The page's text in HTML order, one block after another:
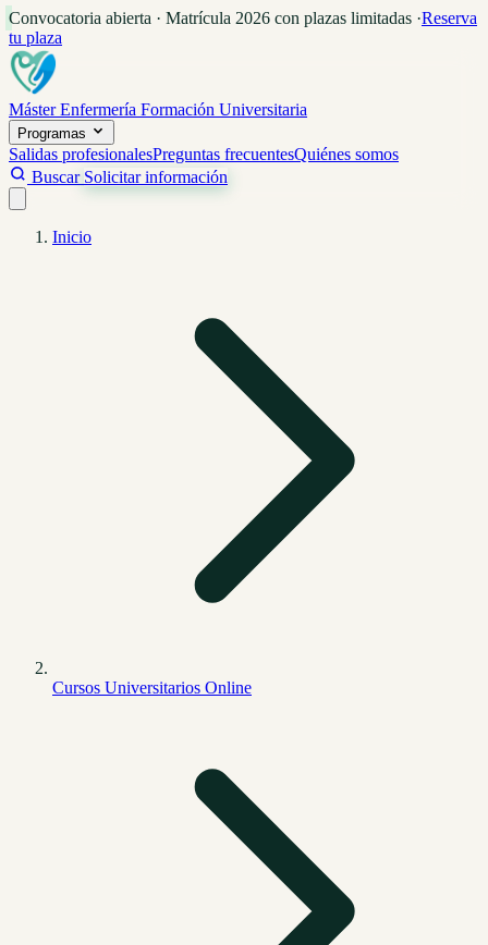
Convocatoria abierta · Matrícula 2026 con plazas limitadas ·Reserva
tu plaza
Máster Enfermería Formación Universitaria
Programas
Salidas profesionalesPreguntas frecuentesQuiénes somos
Buscar Solicitar información
Inicio
Cursos Universitarios Online